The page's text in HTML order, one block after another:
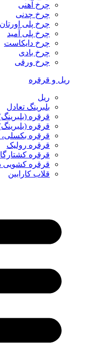
چرخ آهنی
چرخ چدنی
چرخ پلی اورتان
چرخ پلی آمید
چرخ دایکاست
چرخ بادی
چرخ ورقی
ریل و قرقره
ریل
بلبرینگ تعادل
قرقره
قرقره
قرقره
قرقره رولیک
قرقره
قرقره کشویی
قلاب کارابین